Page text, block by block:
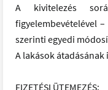
A kivitelezés
figyelembevételével
szerinti egyedi
A lakások
FIZETÉSI ÜTEMEZÉS: